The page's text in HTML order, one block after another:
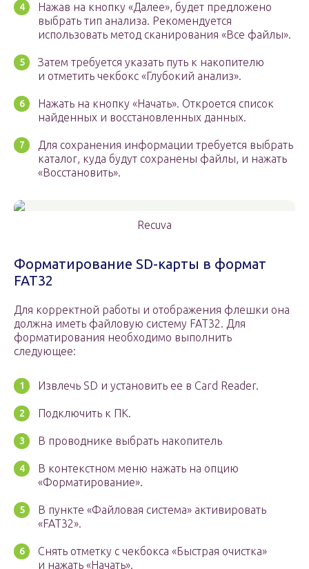
Нажав на кнопку «Далее», будет предложено
выбрать тип анализа. Рекомендуется
использовать метод сканирования «Все файлы».
Затем требуется указать путь к накопителю
и отметить чекбокс «Глубокий анализ».
Нажать на кнопку «Начать». Откроется список
найденных и восстановленных данных.
Для сохранения информации требуется выбрать
каталог, куда будут сохранены файлы, и нажать
«Восстановить».
Recuva
Форматирование SD-карты в формат
FAT32
Для корректной работы и отображения флешки она
должна иметь файловую систему FAT32. Для
форматирования необходимо выполнить
следующее:
Извлечь SD и установить ее в Card Reader.
Подключить к ПК.
В проводнике выбрать накопитель
В контекстном меню нажать на опцию
«Форматирование».
В пункте «Файловая система» активировать
«FAT32».
Снять отметку с чекбокса «Быстрая очистка»
и нажать «Начать».